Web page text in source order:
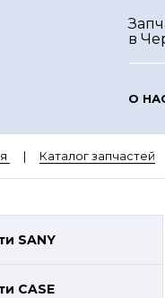
в
О
Каталог запчастей
SANY
CASE